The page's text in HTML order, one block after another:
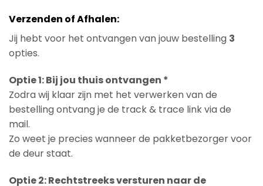
Verzenden of Afhalen:
Jij hebt voor het ontvangen van jouw bestelling 3
opties.
Optie 1: Bij jou thuis ontvangen *
Zodra wij klaar zijn met het verwerken van de
bestelling ontvang je de track & trace link via de
mail.
Zo weet je precies wanneer de pakketbezorger voor
de deur staat.
Optie 2: Rechtstreeks versturen naar de